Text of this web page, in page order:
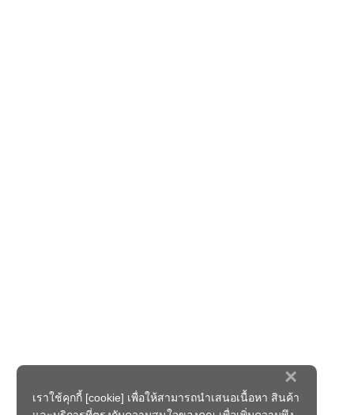
×
เราใช้คุกกี้ [cookie] เพื่อให้สามารถนำเสนอเนื้อหา สินค้า